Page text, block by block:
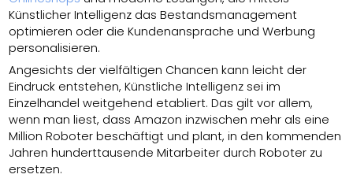
Künstlicher Intelligenz das Bestandsmanagement
optimieren oder die Kundenansprache und Werbung
personalisieren.
Angesichts der vielfältigen Chancen kann leicht der
Eindruck entstehen, Künstliche Intelligenz sei im
Einzelhandel weitgehend etabliert. Das gilt vor allem,
wenn man liest, dass Amazon inzwischen mehr als eine
Million Roboter beschäftigt und plant, in den kommenden
Jahren hunderttausende Mitarbeiter durch Roboter zu
ersetzen.